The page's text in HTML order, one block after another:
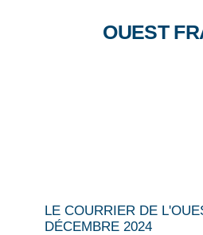
OUEST
LE COURRIER DE
DÉCEMBRE 2024